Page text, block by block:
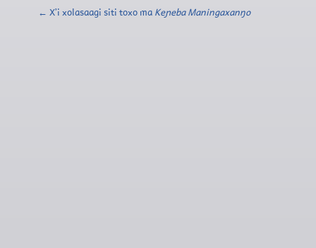
← Xʼi xolasaagi siti toxo ma Keɲeba Maningaxanŋo